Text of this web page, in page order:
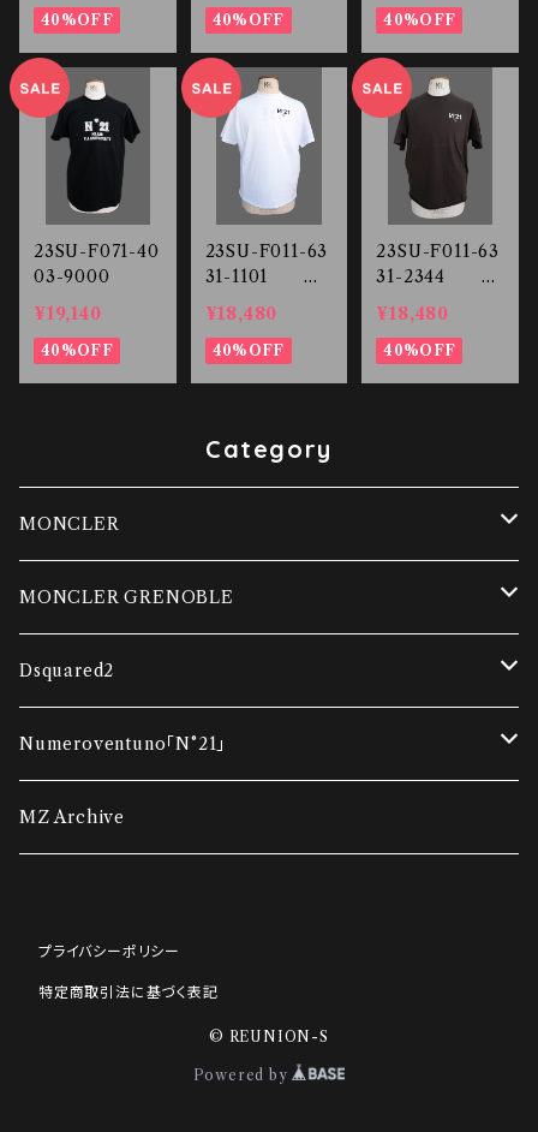
40%OFF 40%OFF 40%OFF
23SU-F071-40
03-9000
¥19,140
40%OFF
23SU-F011-63
31-1101 プ
¥18,480
40%OFF
23SU-F011-63
31-2344 プ
¥18,480
40%OFF
Category
MONCLER
ダウンベスト
コンビネーションカーディガン
ダウンジャケット
ウインドブレーカー
ニット
MONCLER GRENOBLE
ダウンベスト
ダウンジャケット
ポロシャツ・Tシャツ
スウェット
Dsquared2
Tシャツ
スウェット
アウター
Numeroventuno「N°21」
Tシャツ
ニット
MZ Archive
プライバシーポリシー
特定商取引法に基づく表記
© REUNION-S
Powered by